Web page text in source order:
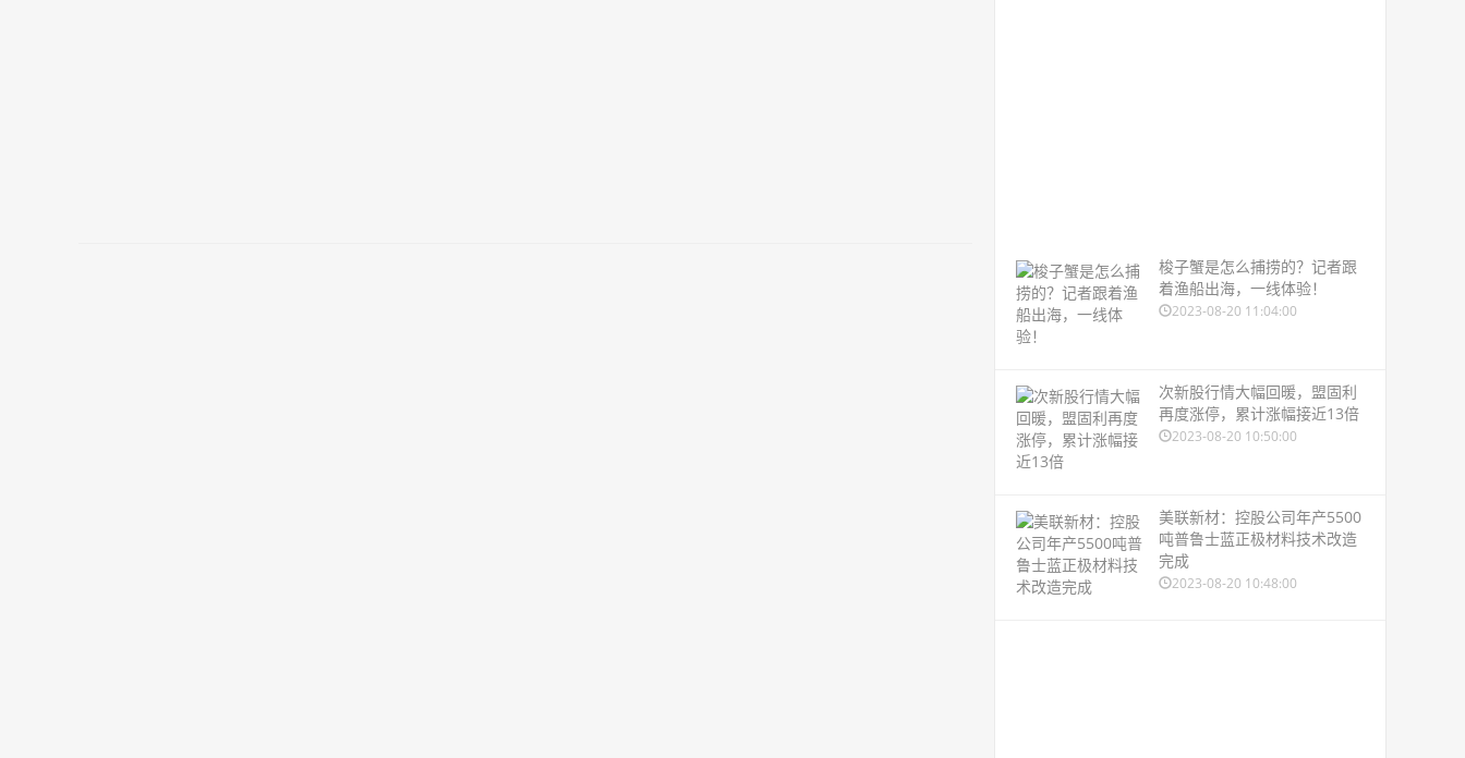
梭子蟹是怎么捕捞的？记者跟
着渔船出海，一线体验！
2023-08-20 11:04:00
次新股行情大幅回暖，盟固利
再度涨停，累计涨幅接近13倍
2023-08-20 10:50:00
美联新材：控股公司年产5500
吨普鲁士蓝正极材料技术改造
完成
2023-08-20 10:48:00